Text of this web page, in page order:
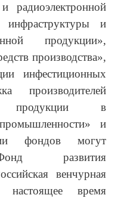
радиоэлектронной
инфраструктуры и
продукции»,
производства»,
инфестиционных
производителей
продукции в
и
фондов могут
развития
венчурная
время